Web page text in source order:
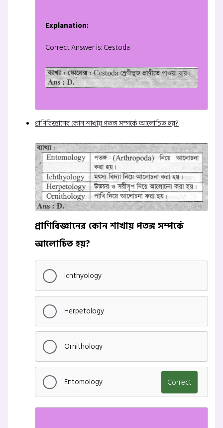
Explanation:
Correct Answer is: Cestoda
প্রাণিবিজ্ঞানের কোন শাখায় পতঙ্গ সম্পর্কে আলোচিত হয়?
প্রাণিবিজ্ঞানের কোন শাখায় পতঙ্গ সম্পর্কে
আলোচিত হয়?
Ichthyology
Herpetology
Ornithology
Entomology Correct